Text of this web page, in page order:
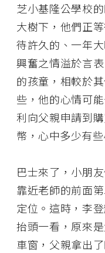
芝小基隆公學校
大樹下，他們正
待許久的、一年
興奮之情溢於言
的孩童，相較於
些，他的心情可
利向父親申請到
幣，心中多少有些
巴士來了，小朋
靠近老師的前面
定位。這時，李
抬頭一看，原來
車窗，父親拿出